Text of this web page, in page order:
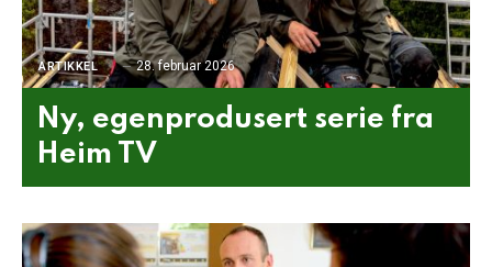
ARTIKKEL 28. februar 2026
Ny, egenprodusert serie fra
Heim TV